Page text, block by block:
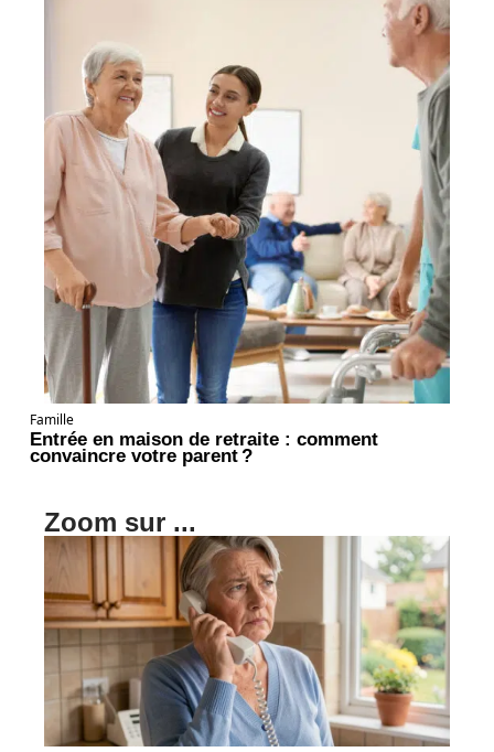
Famille
Entrée en maison de retraite : comment
convaincre votre parent ?
Zoom sur ...